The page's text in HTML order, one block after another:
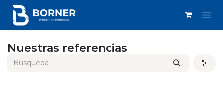
Nuestras referencias